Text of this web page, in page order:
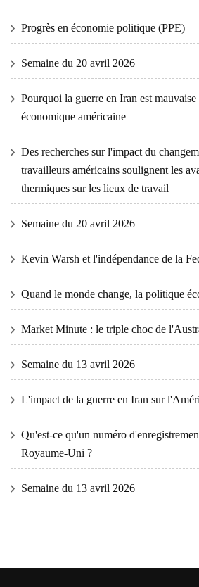
Progrès en économie politique (PPE)
Semaine du 20 avril 2026
Pourquoi la guerre en Iran est
économique américaine
Des recherches sur l'impact du
travailleurs américains soulignent les
thermiques sur les lieux de travail
Semaine du 20 avril 2026
Kevin Warsh et l'indépendance de la
Quand le monde change, la politique
Market Minute : le triple choc de
Semaine du 13 avril 2026
L'impact de la guerre en Iran sur
Qu'est-ce qu'un numéro
Royaume-Uni ?
Semaine du 13 avril 2026